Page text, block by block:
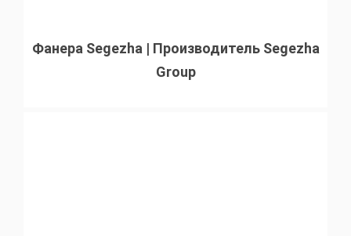
Фанера Segezha | Производитель Segezha
Group